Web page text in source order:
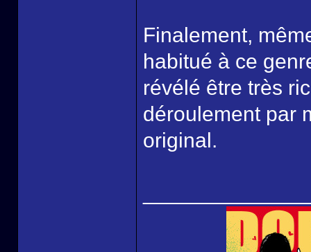
Finalement,
habitué à ce
révélé être très
déroulement par
original.